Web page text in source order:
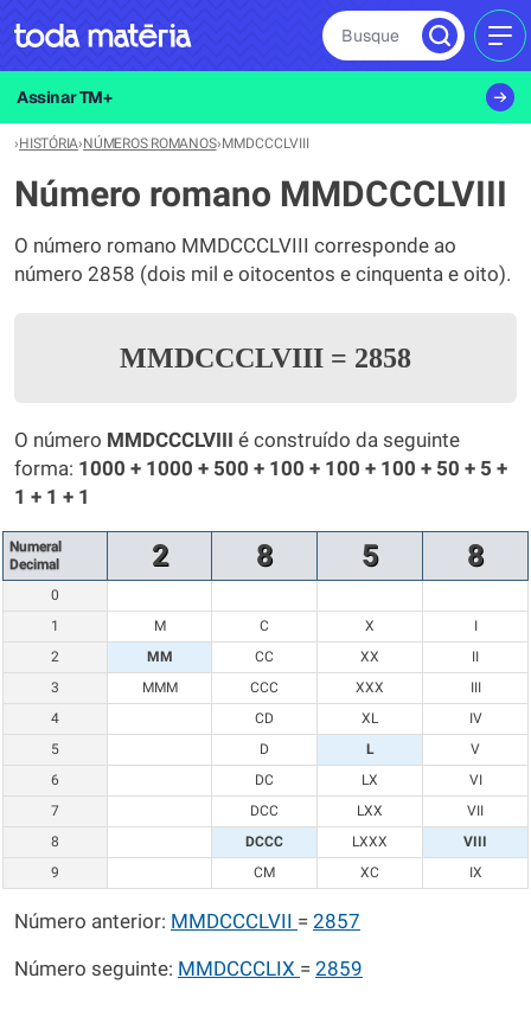
Busque
Assinar TM+
›HISTÓRIA›NÚMEROS ROMANOS›MMDCCCLVIII
Número romano MMDCCCLVIII
O número romano MMDCCCLVIII corresponde ao
número 2858 (dois mil e oitocentos e cinquenta e oito).
MMDCCCLVIII = 2858
O número MMDCCCLVIII é construído da seguinte
forma: 1000 + 1000 + 500 + 100 + 100 + 100 + 50 + 5 +
1 + 1 + 1
Numeral
Decimal
2 8 5 8
0
1
M C X
I
2
MM CC XX
II
3
MMM CCC XXX
III
4
CD XL
IV
5
D L
V
6
DC LX
VI
7
DCC LXX
VII
8
DCCC LXXX
VIII
9
CM XC IX
Número anterior: MMDCCCLVII = 2857
Número seguinte: MMDCCCLIX = 2859